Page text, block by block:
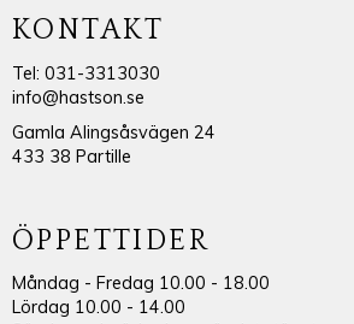
KONTAKT
Tel: 031-3313030
info@hastson.se
Gamla Alingsåsvägen 24
433 38 Partille
ÖPPETTIDER
Måndag - Fredag 10.00 - 18.00
Lördag 10.00 - 14.00